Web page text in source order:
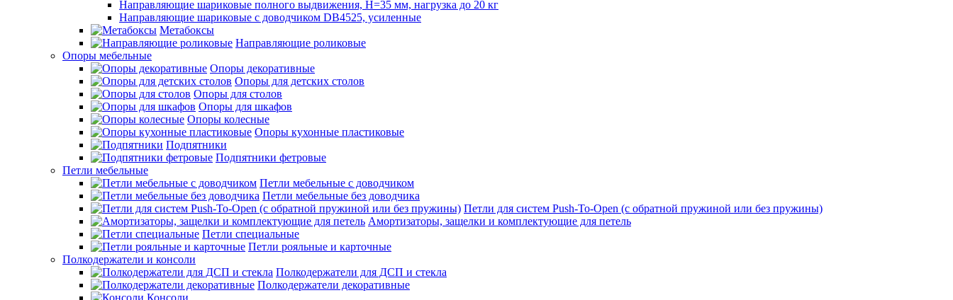
Направляющие шариковые полного выдвижения, H=35 мм, нагрузка до 20 кг
Направляющие шариковые с доводчиком DB4525, усиленные
Метабоксы
Направляющие роликовые
Опоры мебельные
Опоры декоративные
Опоры для детских столов
Опоры для столов
Опоры для шкафов
Опоры колесные
Опоры кухонные пластиковые
Подпятники
Подпятники фетровые
Петли мебельные
Петли мебельные с доводчиком
Петли мебельные без доводчика
Петли для систем Push-To-Open (с обратной пружиной или без пружины)
Амортизаторы, защелки и комплектующие для петель
Петли специальные
Петли рояльные и карточные
Полкодержатели и консоли
Полкодержатели для ДСП и стекла
Полкодержатели декоративные
Консоли